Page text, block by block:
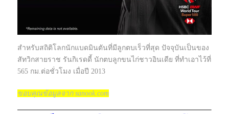
สำหรับสถิติโลกนักแบดมินตันที่มีลูกตบเร็วที่สุด ปัจจุบันเป็นของ
สัทวิกสายราช รันกิเรดดี้ นักตบลูกขนไก่ชาวอินเดีย ที่ทำเอาไว้ที่
565 กม.ต่อชั่วโมง เมื่อปี 2013
ขอบคุณข้อมูลจาก sanook.com